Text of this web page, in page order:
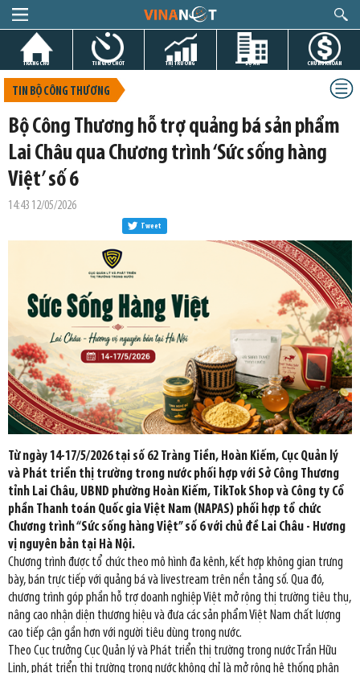
TRANG CHỦ TIN GIỜ CHÓT THỊ TRƯỜNG DỰ ÁN CHỨNG KHOÁN
TIN BỘ CÔNG THƯƠNG
Bộ Công Thương hỗ trợ quảng bá sản phẩm
Lai Châu qua Chương trình ‘Sức sống hàng
Việt’ số 6
14:43 12/05/2026
Tweet
Từ ngày 14-17/5/2026 tại số 62 Tràng Tiền, Hoàn Kiếm, Cục Quản lý
và Phát triển thị trường trong nước phối hợp với Sở Công Thương
tỉnh Lai Châu, UBND phường Hoàn Kiếm, TikTok Shop và Công ty Cổ
phần Thanh toán Quốc gia Việt Nam (NAPAS) phối hợp tổ chức
Chương trình “Sức sống hàng Việt” số 6 với chủ đề Lai Châu - Hương
vị nguyên bản tại Hà Nội.
Chương trình được tổ chức theo mô hình đa kênh, kết hợp không gian trưng
bày, bán trực tiếp với quảng bá và livestream trên nền tảng số. Qua đó,
chương trình góp phần hỗ trợ doanh nghiệp Việt mở rộng thị trường tiêu thụ,
nâng cao nhận diện thương hiệu và đưa các sản phẩm Việt Nam chất lượng
cao tiếp cận gần hơn với người tiêu dùng trong nước.
Theo Cục trưởng Cục Quản lý và Phát triển thị trường trong nước Trần Hữu
Linh, phát triển thị trường trong nước không chỉ là mở rộng hệ thống phân